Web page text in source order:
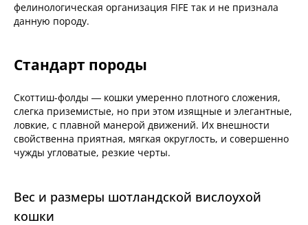
фелинологическая организация FIFE так и не признала
данную породу.
Стандарт породы
Скоттиш-фолды — кошки умеренно плотного сложения,
слегка приземистые, но при этом изящные и элегантные,
ловкие, с плавной манерой движений. Их внешности
свойственна приятная, мягкая округлость, и совершенно
чужды угловатые, резкие черты.
Вес и размеры шотландской вислоухой
кошки